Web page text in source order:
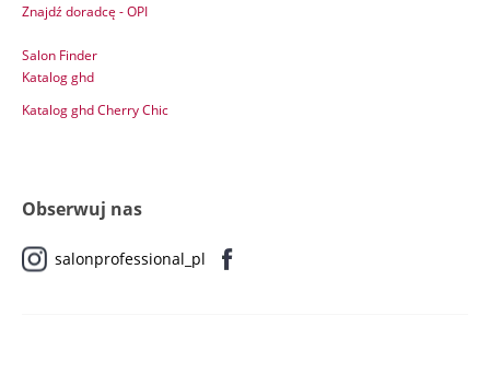
Znajdź doradcę - OPI
Salon Finder
Katalog ghd
Katalog ghd Cherry Chic
Obserwuj nas
salonprofessional_pl